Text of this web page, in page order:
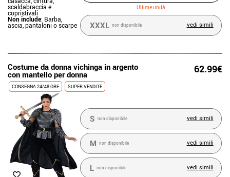
scaldabraccia e
copristivali
Non include: Barba,
ascia, pantaloni o scarpe
Ultime unità
XXXL non disponibile vedi simili
Costume da donna vichinga in argento
con mantello per donna 62.99€
CONSEGNA 24/48 ORE SUPER VENDITE
S non disponibile vedi simili
M non disponibile vedi simili
L non disponibile vedi simili